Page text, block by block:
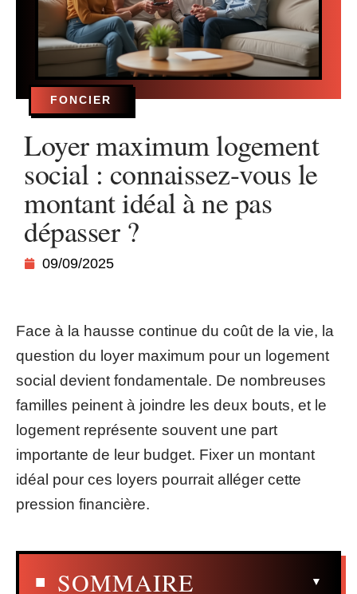
FONCIER
Loyer maximum logement
social : connaissez-vous le
montant idéal à ne pas
dépasser ?
09/09/2025
Face à la hausse continue du coût de la vie, la
question du loyer maximum pour un logement
social devient fondamentale. De nombreuses
familles peinent à joindre les deux bouts, et le
logement représente souvent une part
importante de leur budget. Fixer un montant
idéal pour ces loyers pourrait alléger cette
pression financière.
SOMMAIRE